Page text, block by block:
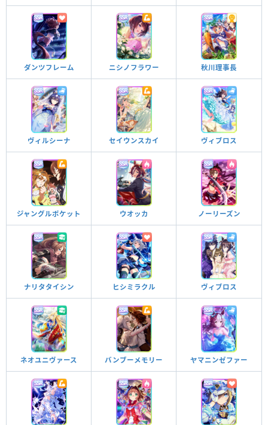
ダンツフレーム ニシノフラワー 秋川理事長
ヴィルシーナ セイウンスカイ ヴィブロス
ジャングルポケット ウオッカ ノーリーズン
ナリタタイシン ヒシミラクル ヴィブロス
ネオユニヴァース バンブーメモリー ヤマニンゼファー